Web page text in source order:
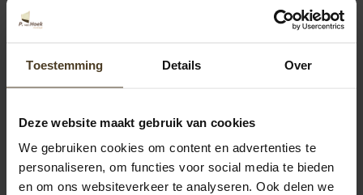
Toestemming Details Over
Deze website maakt gebruik van cookies
We gebruiken cookies om content en advertenties te
personaliseren, om functies voor social media te bieden
en om ons websiteverkeer te analyseren. Ook delen we
wederom een fijne ervaring. De schutting staat als een
huis en de service van begin offerte tot afhandeling
Bekijk alle recensies